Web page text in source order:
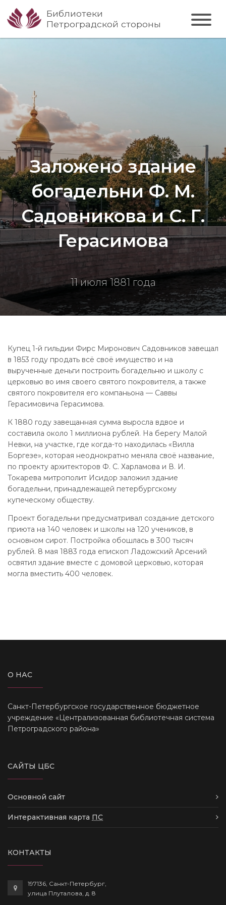
Библиотеки
Петроградской стороны
Заложено здание
богадельни Ф. М.
Садовникова и С. Г.
Герасимова
11 июля 1881 года
Купец 1-й гильдии Фирс Миронович Садовников завещал
в 1853 году продать всё своё имущество и на
вырученные деньги построить богадельню и школу с
церковью во имя своего святого покровителя, а также
святого покровителя его компаньона — Саввы
Герасимовича Герасимова.
К 1880 году завещанная сумма выросла вдвое и
составила около 1 миллиона рублей. На берегу Малой
Невки, на участке, где когда-то находилась «Вилла
Боргезе», которая неоднократно меняла своё название,
по проекту архитекторов Ф. С. Харламова и В. И.
Токарева митрополит Исидор заложил здание
богадельни, принадлежащей петербургскому
купеческому обществу.
Проект богадельни предусматривал создание детского
приюта на 140 человек и школы на 120 учеников, в
основном сирот. Постройка обошлась в 300 тысяч
рублей. 8 мая 1883 года епископ Ладожский Арсений
освятил здание вместе с домовой церковью, которая
могла вместить 400 человек.
О НАС
Санкт-Петербургское государственное бюджетное
учреждение «Централизованная библиотечная система
Петроградского района»
САЙТЫ ЦБС
Основной сайт
Интерактивная карта ПС
КОНТАКТЫ
197136, Санкт-Петербург,
улица Плуталова, д. 8